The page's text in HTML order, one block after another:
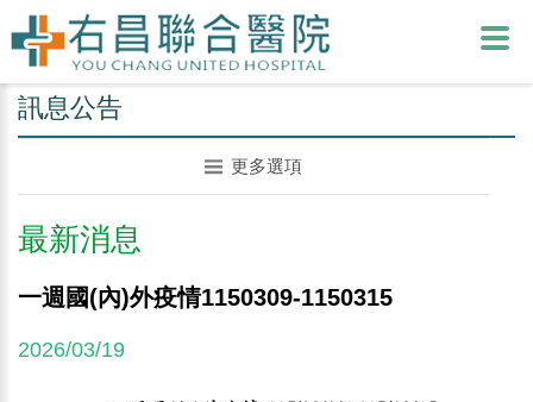
訊息公告
更多選項
最新消息
一週國(內)外疫情1150309-1150315
2026/03/19